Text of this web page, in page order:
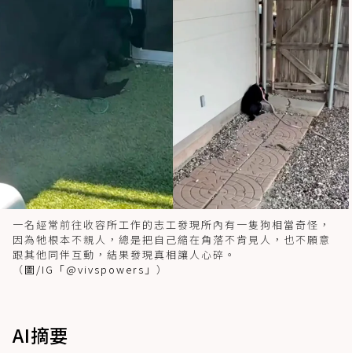
一名經常前往收容所工作的志工發現所內有一隻狗相當奇怪，
因為牠根本不親人，總是把自己縮在角落不肯見人，也不願意
跟其他同伴互動，結果發現真相讓人心碎。
（圖/IG「@vivspowers」 ）
AI摘要